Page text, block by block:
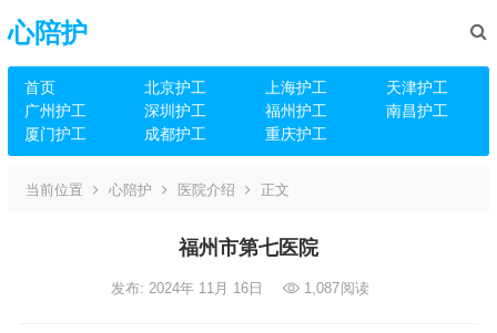
心陪护
首页 北京护工 上海护工
天津护工
广州护工
深圳护工 福州护工
南昌护工
厦门护工
成都护工 重庆护工
当前位置 心陪护 医院介绍 正文
福州市第七医院
发布: 2024年 11月 16日 1,087阅读